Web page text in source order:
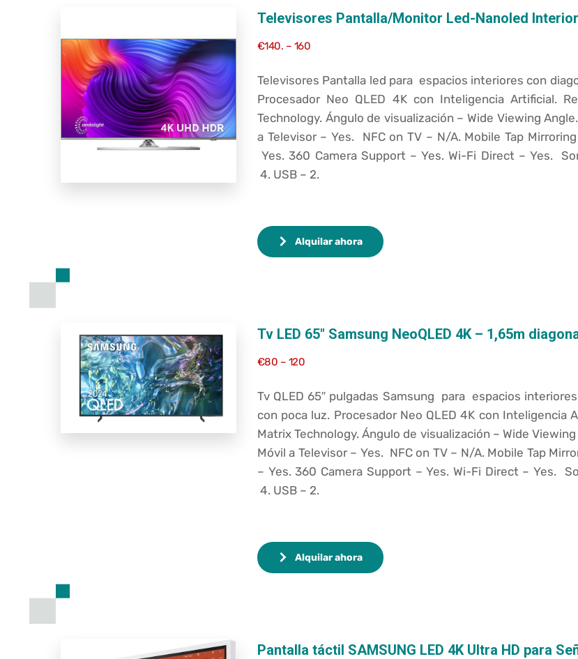
Televisores Pantalla/Monitor Led-Nanoled
€140. – 160
Televisores Pantalla led para espacios interiores con
Procesador Neo QLED 4K con Inteligencia Artificial.
Technology. Ángulo de visualización –Wide Viewing Angle.
a Televisor –Yes. NFC on TV – N/A. Mobile Tap
Yes.360 Camera Support –Yes.Wi-Fi Direct – Yes.
4. USB – 2.
Alquilar ahora
Tv LED 65″ Samsung NeoQLED 4K – 1,65m
€80 – 120
Tv QLED 65″ pulgadas Samsung para espacios
con poca luz. Procesador Neo QLED 4K con Inteligencia
Matrix Technology.Ángulo de visualización – Wide
Móvil a Televisor – Yes. NFC on TV – N/A. Mobile Tap
– Yes.360 Camera Support –Yes. Wi-Fi Direct –Yes.
4. USB – 2.
Alquilar ahora
Pantalla táctil SAMSUNG LED 4K Ultra HD para